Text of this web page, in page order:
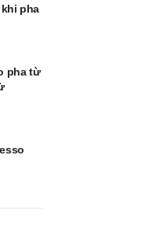
pha
pha từ